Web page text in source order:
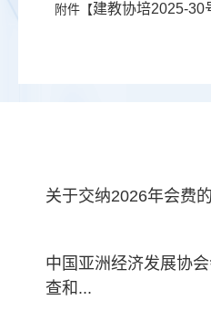
附件【建教协培2025-30
关于交纳2026年会费
中国亚洲经济发展协
查和...